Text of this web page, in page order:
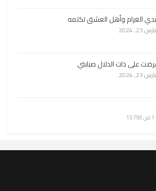
الغرام وأهل العشق تكتمه
23, 2024
على ذات الدلال صبابتي
23, 2024
1 من 13٬790